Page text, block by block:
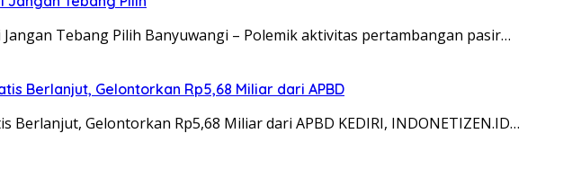
Tebang Pilih Banyuwangi – Polemik aktivitas pertambangan pasir…
Berlanjut, Gelontorkan Rp5,68 Miliar dari APBD
Gelontorkan Rp5,68 Miliar dari APBD KEDIRI, INDONETIZEN.ID…